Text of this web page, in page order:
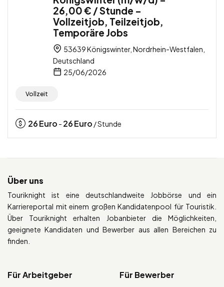
26,00 € / Stunde –
Vollzeitjob, Teilzeitjob,
Temporäre Jobs
53639 Königswinter, Nordrhein-Westfalen,
Deutschland
25/06/2026
Vollzeit
26Euro - 26Euro / Stunde
Über uns
Touriknight ist eine deutschlandweite Jobbörse und ein
Karriereportal mit einem großen Kandidatenpool für Touristik.
Über Touriknight erhalten Jobanbieter die Möglichkeiten,
geeignete Kandidaten und Bewerber aus allen Bereichen zu
finden.
Für Arbeitgeber Für Bewerber